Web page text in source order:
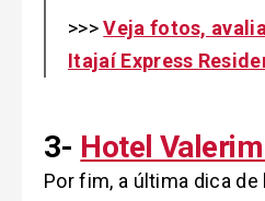
>>> Veja fotos,
Itajaí Express
3- Hotel
Por fim, a última dica de